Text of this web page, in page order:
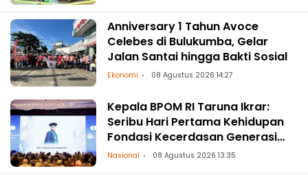
Anniversary 1 Tahun Avoce
Celebes di Bulukumba, Gelar
Jalan Santai hingga Bakti Sosial
Ekonomi 08 Agustus 2026 14:27
Kepala BPOM RI Taruna Ikrar:
Seribu Hari Pertama Kehidupan
Fondasi Kecerdasan Generasi
Masa Depan
Nasional 08 Agustus 2026 13:35